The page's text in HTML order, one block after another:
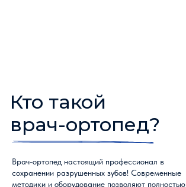
Кто такой
врач-ортопед?
Врач-ортопед настоящий профессионал в
сохранении разрушенных зубов! Современные
методики и оборудование позволяют полностью